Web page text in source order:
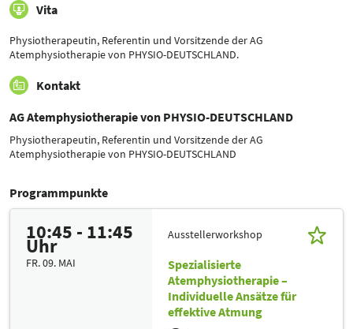
Vita
Physiotherapeutin, Referentin und Vorsitzende der AG
Atemphysiotherapie von PHYSIO-DEUTSCHLAND.
Kontakt
AG Atemphysiotherapie von PHYSIO-DEUTSCHLAND
Physiotherapeutin, Referentin und Vorsitzende der AG
Atemphysiotherapie von PHYSIO-DEUTSCHLAND
Programmpunkte
10:45 - 11:45
Uhr
FR. 09. MAI
Ausstellerworkshop
Spezialisierte
Atemphysiotherapie –
Individuelle Ansätze für
effektive Atmung